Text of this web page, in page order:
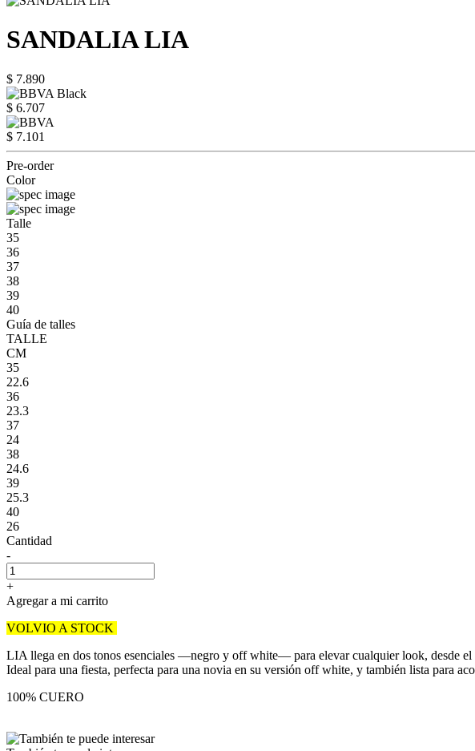
SANDALIA LIA
$ 7.890
$ 6.707
$ 7.101
Pre-order
Color
Talle
35
36
37
38
39
40
Guía de talles
TALLE
CM
35
22.6
36
23.3
37
24
38
24.6
39
25.3
40
26
Cantidad
-
+
Agregar a mi carrito
VOLVIO A STOCK
LIA llega en dos tonos esenciales —negro y off white— para elevar cualquier look, desde el
Ideal para una fiesta, perfecta para una novia en su versión off white, y también lista para
100% CUERO